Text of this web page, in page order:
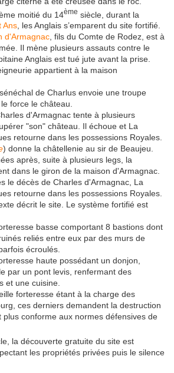
moitié du 14ème siècle, durant la
Ans, les Anglais s’emparent du site fortifié.
d'Armagnac, fils du Comte de Rodez, est à
Il mène plusieurs assauts contre le
Anglais est tué jute avant la prise.
appartient à la maison
de Charlus envoie une troupe
force le château.
d'Armagnac tente à plusieurs
"son" château. Il échoue et La
retourne dans les possessions Royales.
) donne la châtellenie au sir de Beaujeu.
après, suite à plusieurs legs, la
dans le giron de la maison d'Armagnac.
le décès de Charles d'Armagnac, La
retourne dans les possessions Royales.
décrit le site. Le système fortifié est
basse comportant 8 bastions dont
reliés entre eux par des murs de
écroulés.
haute possédant un donjon,
par un pont levis, renfermant des
et une cuisine.
forteresse étant à la charge des
ces derniers demandent la destruction
plus conforme aux normes défensives de
la découverte gratuite du site est
les propriétés privées puis le silence